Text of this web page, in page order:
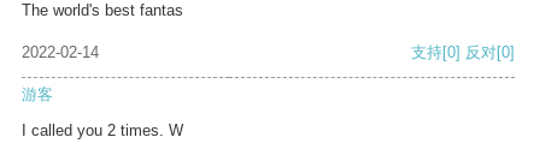
The world's best fantas
2022-02-14 支持[0] 反对[0]
游客
I called you 2 times. W